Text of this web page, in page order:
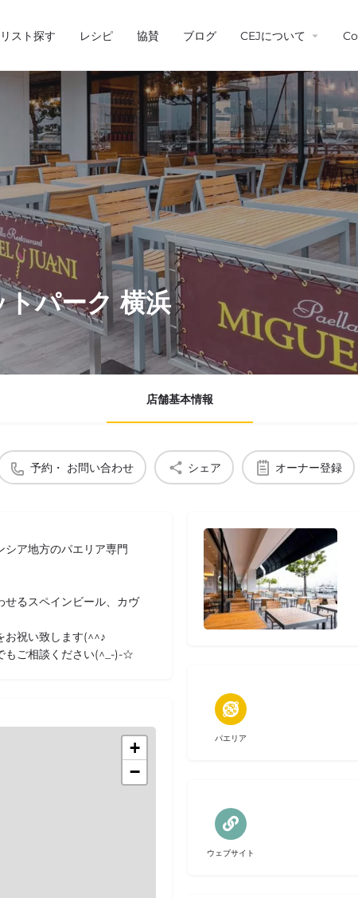
リスト探す レシピ 協賛 ブログ CEJについて
パーク 横浜
店舗基本情報
予約・ お問い合わせ シェア オーナー登録
ア地方のパエリア専門
せるスペインビール、カヴ
お祝い致します(^^♪
もご相談ください(^_-)-☆
+
−
パエリア
ウェブサイト